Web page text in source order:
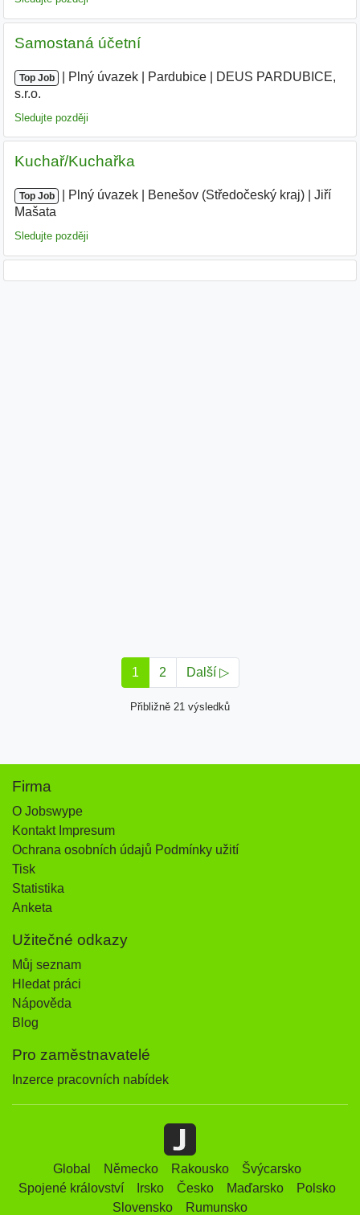
Samostaná účetní
Top Job Plný úvazek Pardubice
DEUS PARDUBICE,
s.r.o.
Sledujte později
Kuchař/Kuchařka
Top Job Plný úvazek Benešov (Středočeský kraj)
Jiří
Mašata
Sledujte později
1 2 Další ▷
Přibližně 21 výsledků
Firma
O Jobswype
Kontakt Impresum
Ochrana osobních údajů Podmínky užití
Tisk
Statistika
Anketa
Užitečné odkazy
Můj seznam
Hledat práci
Nápověda
Blog
Pro zaměstnavatelé
Inzerce pracovních nabídek
Global Německo Rakousko
Švýcarsko
Spojené království
Irsko Česko Maďarsko
Polsko
Slovensko
Rumunsko